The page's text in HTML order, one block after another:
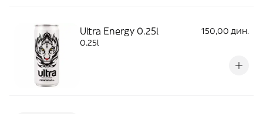
Ultra Energy 0.25l
150,00 дин.
0.25l